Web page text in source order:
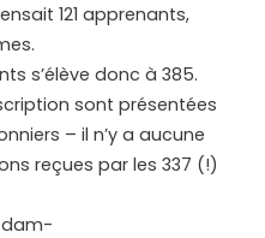
121 apprenants,
s’élève donc à 385.
sont présentées
– il n’y a aucune
reçues par les 337 (!)